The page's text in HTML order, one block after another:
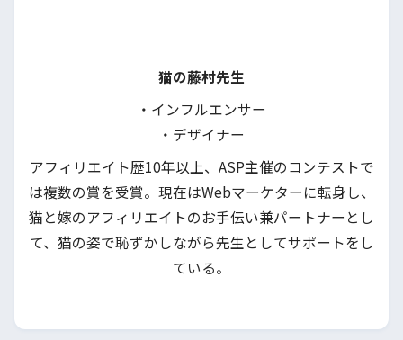
猫の藤村先生
・インフルエンサー
・デザイナー
アフィリエイト歴10年以上、ASP主催のコンテストで
は複数の賞を受賞。現在はWebマーケターに転身し、
猫と嫁のアフィリエイトのお手伝い兼パートナーとし
て、猫の姿で恥ずかしながら先生としてサポートをし
ている。